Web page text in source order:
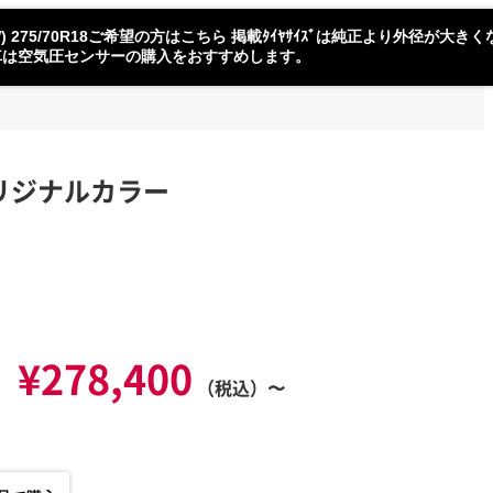
70R18ご希望の方はこちら 掲載ﾀｲﾔｻｲｽﾞは純正より外径が大きく
空気圧センサーの購入をおすすめします。
ジナルカラー
¥278,400 （税込）〜